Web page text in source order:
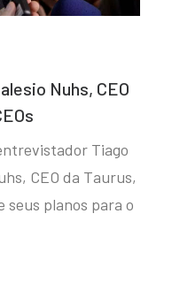
Nuhs, CEO
Tiago
CEO da Taurus,
seus planos para o